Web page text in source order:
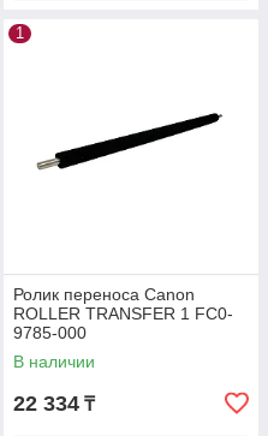
1
Ролик переноса Canon
ROLLER TRANSFER 1 FC0-
9785-000
В наличии
22 334 ₸